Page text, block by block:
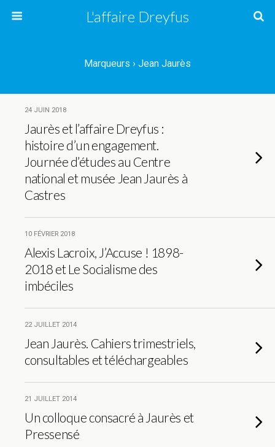
L'affaire Dreyfus
Marqueurs › Jean Jaurès
24 JUIN 2018
Jaurès et l’affaire Dreyfus :
histoire d’un engagement.
Journée d’études au Centre
national et musée Jean Jaurès à
Castres
10 FÉVRIER 2018
Alexis Lacroix, J’Accuse ! 1898-
2018 et Le Socialisme des
imbéciles
22 JUILLET 2014
Jean Jaurès. Cahiers trimestriels,
consultables et téléchargeables
21 JUILLET 2014
Un colloque consacré à Jaurès et
Pressensé